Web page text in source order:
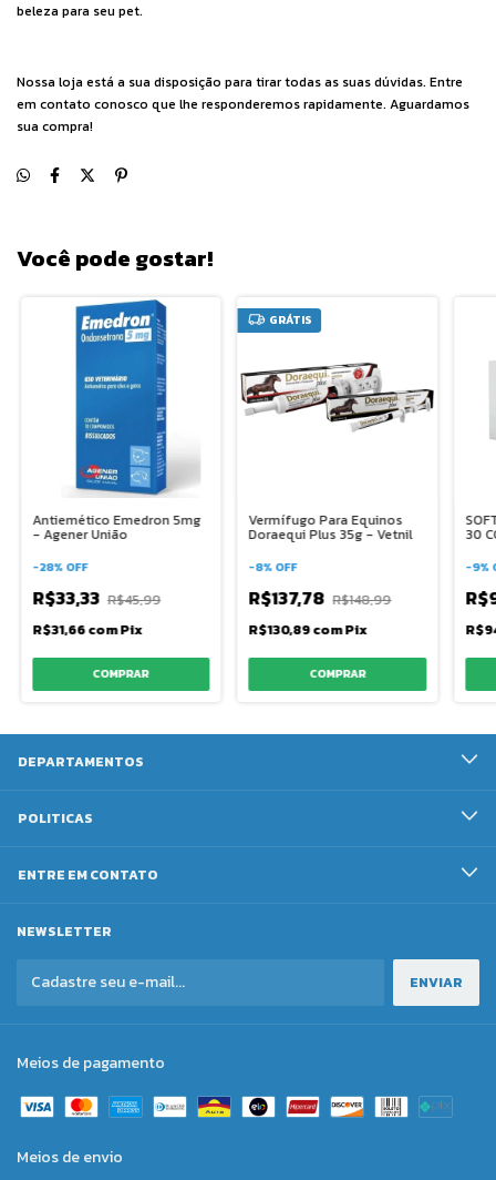
beleza para seu pet.
Nossa loja está a sua disposição para tirar todas as suas dúvidas. Entre
em contato conosco que lhe responderemos rapidamente. Aguardamos
sua compra!
Você pode gostar!
Antiemético Emedron 5mg
- Agener União
-28% OFF
R$33,33 R$45,99
R$31,66comPix
GRÁTIS
Vermífugo Para Equinos
Doraequi Plus 35g - Vetnil
-8% OFF
R$137,78 R$148,99
R$130,89comPix
30
-9%
DEPARTAMENTOS
POLITICAS
ENTRE EM CONTATO
NEWSLETTER
Meios de pagamento
Meios de envio